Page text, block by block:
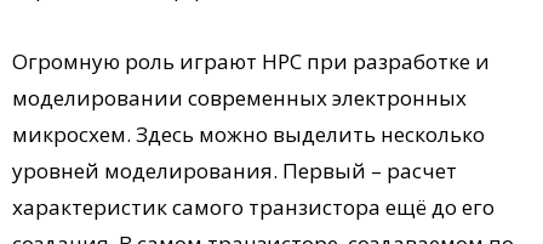
Огромную роль играют НРС при разработке и
моделировании современных электронных
микросхем. Здесь можно выделить несколько
уровней моделирования. Первый – расчет
характеристик самого транзистора ещё до его